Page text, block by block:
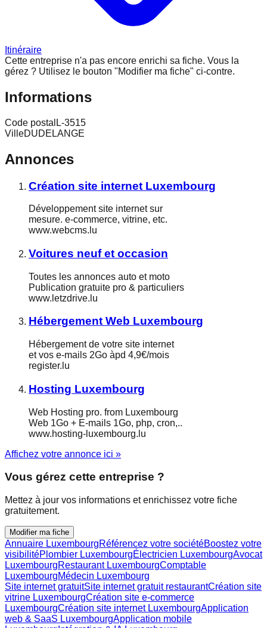
Itinéraire
Cette entreprise n'a pas encore enrichi sa fiche. Vous la
gérez ? Utilisez le bouton "Modifier ma fiche" ci-contre.
Informations
Code postal L-3515
VilleDUDELANGE
Annonces
Création site internet Luxembourg
Développement site internet sur
mesure. e-commerce, vitrine, etc.
www.webcms.lu
Voitures neuf et occasion
Toutes les annonces auto et moto
Publication gratuite pro & particuliers
www.letzdrive.lu
Hébergement Web Luxembourg
Hébergement de votre site internet
et vos e-mails 2Go àpd 4,9€/mois
register.lu
Hosting Luxembourg
Web Hosting pro. from Luxembourg
Web 1Go + E-mails 1Go, php, cron,..
www.hosting-luxembourg.lu
Affichez votre annonce ici »
Vous gérez cette entreprise ?
Mettez à jour vos informations et enrichissez votre fiche
gratuitement.
Modifier ma fiche
Annuaire LuxembourgRéférencez votre sociétéBoostez votre
visibilitéPlombier LuxembourgÉlectricien LuxembourgAvocat
LuxembourgRestaurant LuxembourgComptable
LuxembourgMédecin Luxembourg
Site internet gratuitSite internet gratuit restaurantCréation site
vitrine LuxembourgCréation site e-commerce
LuxembourgCréation site internet LuxembourgApplication
web & SaaS LuxembourgApplication mobile